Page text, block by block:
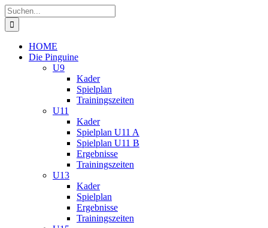
Zum
Inhalt
springen
Suche
nach:
HOME
Die Pinguine
U9
Kader
Spielplan
Trainingszeiten
U11
Kader
Spielplan U11 A
Spielplan U11 B
Ergebnisse
Trainingszeiten
U13
Kader
Spielplan
Ergebnisse
Trainingszeiten